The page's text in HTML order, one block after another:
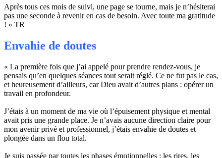
Après tous ces mois de suivi, une page se tourne, mais je n’hésiterai
pas une seconde à revenir en cas de besoin. Avec toute ma gratitude
! » TR
Envahie de doutes
« La première fois que j’ai appelé pour prendre rendez-vous, je
pensais qu’en quelques séances tout serait réglé. Ce ne fut pas le cas,
et heureusement d’ailleurs, car Dieu avait d’autres plans : opérer un
travail en profondeur.
J’étais à un moment de ma vie où l’épuisement physique et mental
avait pris une grande place. Je n’avais aucune direction claire pour
mon avenir privé et professionnel, j’étais envahie de doutes et
plongée dans un flou total.
Je suis passée par toutes les phases émotionnelles : les rires, les